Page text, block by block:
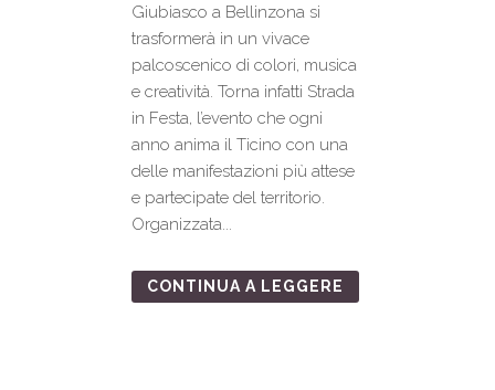
Giubiasco a Bellinzona si
trasformerà in un vivace
palcoscenico di colori, musica
e creatività. Torna infatti Strada
in Festa, l’evento che ogni
anno anima il Ticino con una
delle manifestazioni più attese
e partecipate del territorio.
Organizzata...
CONTINUA A LEGGERE